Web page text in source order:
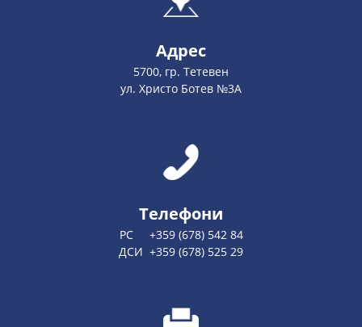
Адрес
5700, гр. Тетевен
ул. Христо Ботев №3А
Телефони
РС +359 (678) 542 84
ДСИ +359 (678) 525 29